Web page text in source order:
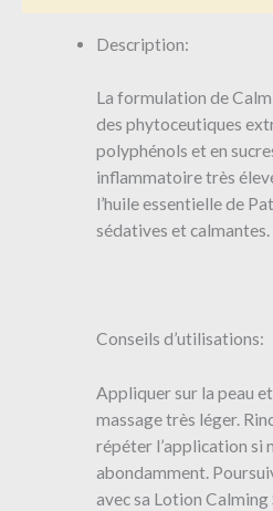
Description:
La formulation de
des phytoceutiques
polyphénols et en
inflammatoire très
l’huile essentielle de
sédatives et calmantes.
Conseils d’utilisations:
Appliquer sur la peau
massage très léger.
répéter l’application si
abondamment.
avec sa Lotion Calming